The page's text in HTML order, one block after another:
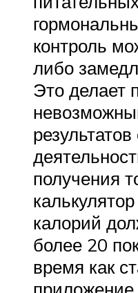
контроль
либо
Это делает
получения
калорий
более 20
время как